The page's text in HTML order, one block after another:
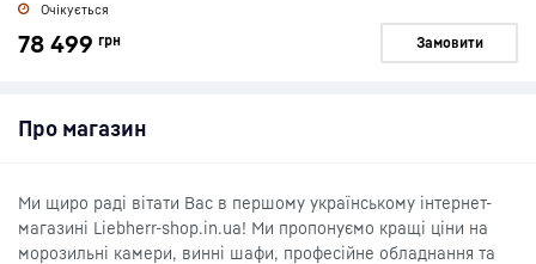
Очікується
78 499 грн Замовити
Про магазин
Ми щиро раді вітати Вас в першому українському інтернет-
магазині Liebherr-shop.in.ua! Ми пропонуємо кращі ціни на
морозильні камери, винні шафи, професійне обладнання та